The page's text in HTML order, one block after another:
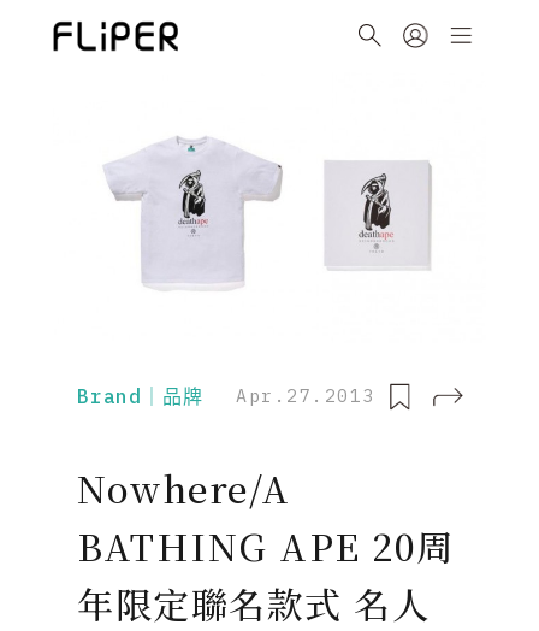
Brand｜品牌 Apr.27.2013
Nowhere/A
BATHING APE 20周
年限定聯名款式 名人